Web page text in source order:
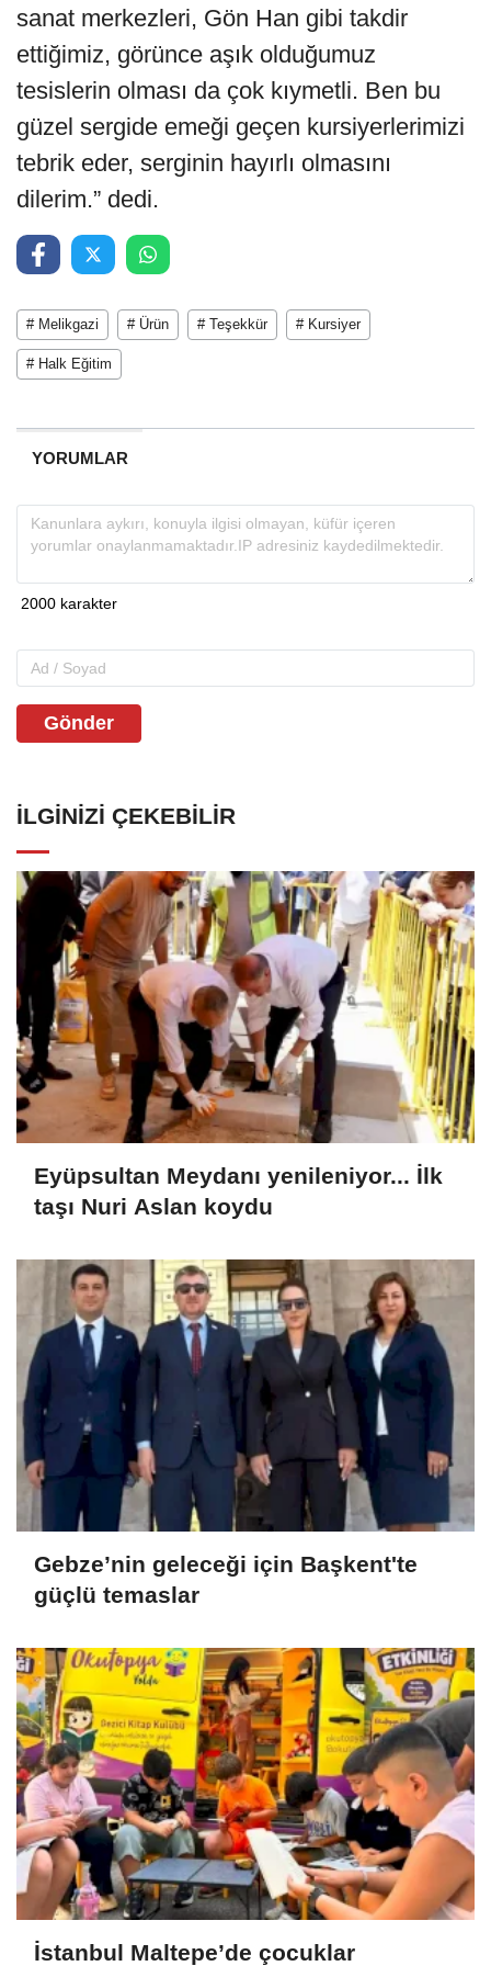
sanat merkezleri, Gön Han gibi takdir
ettiğimiz, görünce aşık olduğumuz
tesislerin olması da çok kıymetli. Ben bu
güzel sergide emeği geçen kursiyerlerimizi
tebrik eder, serginin hayırlı olmasını
dilerim.” dedi.
# Melikgazi # Ürün # Teşekkür # Kursiyer
# Halk Eğitim
YORUMLAR
Gönder
İLGINIZI ÇEKEBILIR
Eyüpsultan Meydanı yenileniyor... İlk
taşı Nuri Aslan koydu
Gebze’nin geleceği için Başkent'te
güçlü temaslar
İstanbul Maltepe’de çocuklar